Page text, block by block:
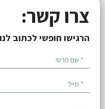
צרו קשר:
הרגישו חופשי לכתוב